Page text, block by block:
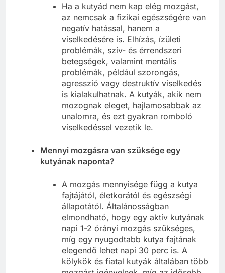
Ha a kutyád nem kap elég mozgást,
az nemcsak a fizikai egészségére van
negatív hatással, hanem a
viselkedésére is. Elhízás, ízületi
problémák, szív- és érrendszeri
betegségek, valamint mentális
problémák, például szorongás,
agresszió vagy destruktív viselkedés
is kialakulhatnak. A kutyák, akik nem
mozognak eleget, hajlamosabbak az
unalomra, és ezt gyakran romboló
viselkedéssel vezetik le.
Mennyi mozgásra van szüksége egy
kutyának naponta?
A mozgás mennyisége függ a kutya
fajtájától, életkorától és egészségi
állapotától. Általánosságban
elmondható, hogy egy aktív kutyának
napi 1-2 órányi mozgás szükséges,
míg egy nyugodtabb kutya fajtának
elegendő lehet napi 30 perc is. A
kölykök és fiatal kutyák általában több